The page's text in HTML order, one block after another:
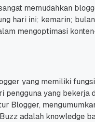
memudahkan
hari ini; kemarin;
mengoptimasi
yang memiliki
yang bekerja
Blogger,
adalah knowledge